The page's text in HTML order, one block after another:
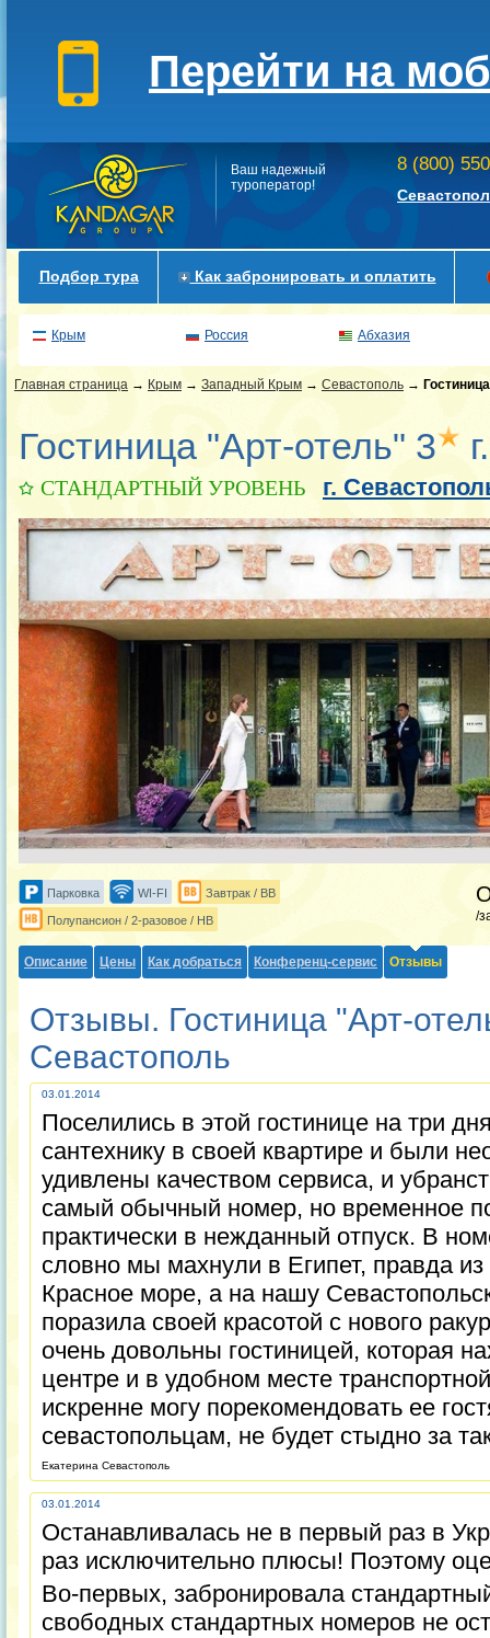
Перейти на
Ваш надежный
туроператор!
8 (800)
Подбор тура Как забронировать и оплатить
Крым Россия Абхазия
Главная страница → Крым → Западный Крым → Севастополь →
Гостиница "Арт-отель" 3
СТАНДАРТНЫЙ УРОВЕНЬ г.
Парковка WI-FI Завтрак / BB
Полупансион / 2-разовое / HB /
Описание Цены Как добраться Конференц-сервис Отзывы
Отзывы. Гостиница "Арт-
Севастополь
03.01.2014
Поселились в этой гостинице на три
сантехнику в своей квартире и были
удивлены качеством сервиса, и
самый обычный номер, но временное
практически в нежданный отпуск. В
словно мы махнули в Египет, правда
Красное море, а на нашу
поразила своей красотой с нового
очень довольны гостиницей, которая
центре и в удобном месте
искренне могу порекомендовать ее
севастопольцам, не будет стыдно за
Екатерина Севастополь
03.01.2014
Останавливалась не в первый раз в
раз исключительно плюсы! Поэтому
Во-первых, забронировала
свободных стандартных номеров не